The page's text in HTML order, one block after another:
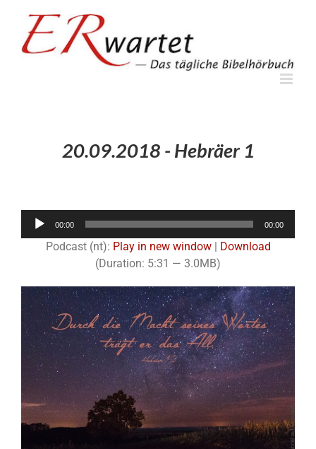
springen
20.09.2018 - Hebräer 1
00:00 00:00
Podcast (nt): Play in new window| Download
(Duration: 5:31 — 3.0MB)